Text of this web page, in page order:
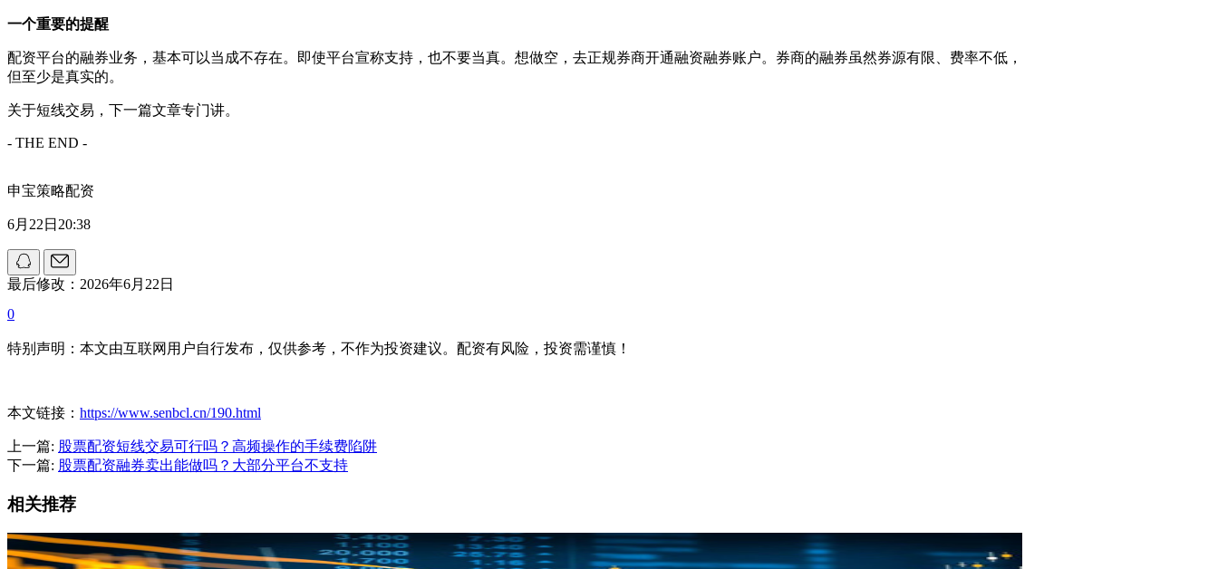
一个重要的提醒
配资平台的融券业务，基本可以当成不存在。即使平台宣称支持，也不要当真。想做空，去正规券商开通融资融券账户。券商的融券虽然券源有限、费率不低，
但至少是真实的。
关于短线交易，下一篇文章专门讲。
- THE END -
申宝策略配资
6月22日20:38
最后修改：2026年6月22日
0
特别声明：本文由互联网用户自行发布，仅供参考，不作为投资建议。配资有风险，投资需谨慎！
本文链接： https://www.senbcl.cn/190.html
上一篇: 股票配资短线交易可行吗？高频操作的手续费陷阱
下一篇: 股票配资融券卖出能做吗？大部分平台不支持
相关推荐